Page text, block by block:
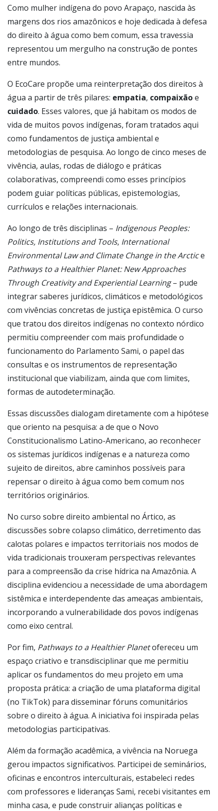
Como mulher indígena do povo Arapaço, nascida às
margens dos rios amazônicos e hoje dedicada à defesa
do direito à água como bem comum, essa travessia
representou um mergulho na construção de pontes
entre mundos.
O EcoCare propõe uma reinterpretação dos direitos à
água a partir de três pilares: empatia, compaixãoe
cuidado. Esses valores, que já habitam os modos de
vida de muitos povos indígenas, foram tratados aqui
como fundamentos de justiça ambiental e
metodologias de pesquisa. Ao longo de cinco meses de
vivência, aulas, rodas de diálogo e práticas
colaborativas, compreendi como esses princípios
podem guiar políticas públicas, epistemologias,
currículos e relações internacionais.
Ao longo de três disciplinas – Indigenous Peoples:
Politics, Institutions and Tools, International
Environmental Law and Climate Change in the Arctice
Pathways to a Healthier Planet: New Approaches
Through Creativity and Experiential Learning– pude
integrar saberes jurídicos, climáticos e metodológicos
com vivências concretas de justiça epistêmica. O curso
que tratou dos direitos indígenas no contexto nórdico
permitiu compreender com mais profundidade o
funcionamento do Parlamento Sami, o papel das
consultas e os instrumentos de representação
institucional que viabilizam, ainda que com limites,
formas de autodeterminação.
Essas discussões dialogam diretamente com a hipótese
que oriento na pesquisa: a de que o Novo
Constitucionalismo Latino-Americano, ao reconhecer
os sistemas jurídicos indígenas e a natureza como
sujeito de direitos, abre caminhos possíveis para
repensar o direito à água como bem comum nos
territórios originários.
No curso sobre direito ambiental no Ártico, as
discussões sobre colapso climático, derretimento das
calotas polares e impactos territoriais nos modos de
vida tradicionais trouxeram perspectivas relevantes
para a compreensão da crise hídrica na Amazônia. A
disciplina evidenciou a necessidade de uma abordagem
sistêmica e interdependente das ameaças ambientais,
incorporando a vulnerabilidade dos povos indígenas
como eixo central.
Por fim, Pathways to a Healthier Planetofereceu um
espaço criativo e transdisciplinar que me permitiu
aplicar os fundamentos do meu projeto em uma
proposta prática: a criação de uma plataforma digital
(no TikTok) para disseminar fóruns comunitários
sobre o direito à água. A iniciativa foi inspirada pelas
metodologias participativas.
Além da formação acadêmica, a vivência na Noruega
gerou impactos significativos. Participei de seminários,
oficinas e encontros interculturais, estabeleci redes
com professores e lideranças Sami, recebi visitantes em
minha casa, e pude construir alianças políticas e